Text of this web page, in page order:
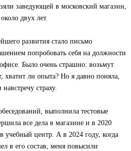
заведующей в московский магазин,
двух лет.
развития стало письмо
попробовать себя на должности
Было очень страшно: возьмут
хватит ли опыта? Но я давно поняла,
страху.
выполнила тестовые
все дела в магазине и в 2020
учебный центр. А в 2024 году, когда
в его состав, меня повысили